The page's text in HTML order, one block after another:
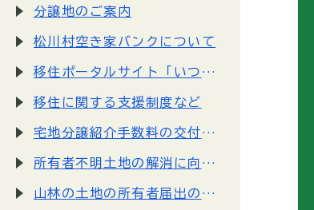
分譲地のご案内
松川村空き家バンクについて
移住ポータルサイト「いつかは まつかわ」
移住に関する支援制度など
宅地分譲紹介手数料の交付を始めました
所有者不明土地の解消に向けて不動産に関するルールが大きく変わります！
山林の土地の所有者届出の受付について